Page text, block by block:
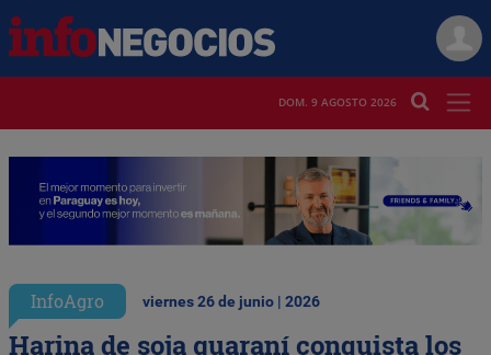
DOM. 9 AGOSTO 2026
InfoAgro viernes 26 de junio | 2026
Harina de soja guaraní conquista los